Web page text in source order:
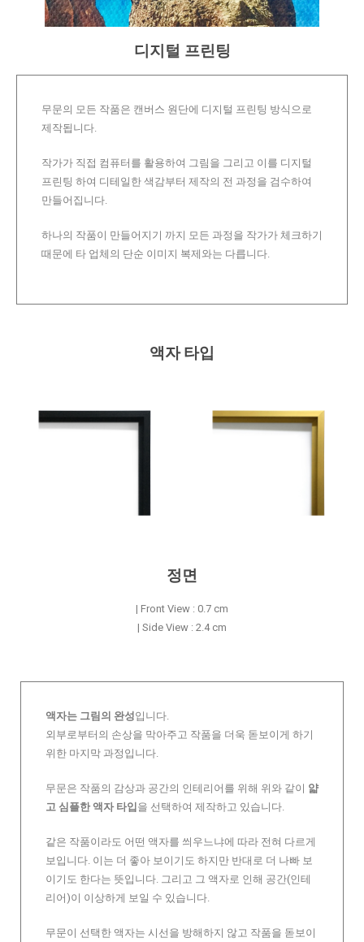
디지털 프린팅
무문의 모든 작품은 캔버스 원단에 디지털 프린팅 방식으로
제작됩니다.
작가가 직접 컴퓨터를 활용하여 그림을 그리고 이를 디지털
프린팅 하여 디테일한 색감부터 제작의 전 과정을 검수하여
만들어집니다.
하나의 작품이 만들어지기 까지 모든 과정을 작가가 체크하기
때문에 타 업체의 단순 이미지 복제와는 다릅니다.
액자 타입
정면
| Front View : 0.7 cm
| Side View : 2.4 cm
액자는 그림의 완성입니다.
외부로부터의 손상을 막아주고 작품을 더욱 돋보이게 하기
위한 마지막 과정입니다.
무문은 작품의 감상과 공간의 인테리어를 위해 위와 같이 얇
고 심플한 액자 타입 을 선택하여 제작하고 있습니다.
같은 작품이라도 어떤 액자를 씌우느냐에 따라 전혀 다르게
보입니다. 이는 더 좋아 보이기도 하지만 반대로 더 나빠 보
이기도 한다는 뜻입니다. 그리고 그 액자로 인해 공간(인테
리어)이 이상하게 보일 수 있습니다.
무문이 선택한 액자는 시선을 방해하지 않고 작품을 돋보이